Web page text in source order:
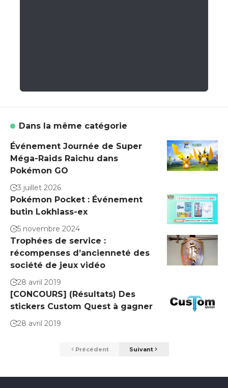
Dans la même catégorie
Événement Journée de Super
Méga-Raids Raichu dans
Pokémon GO
3 juillet 2026
Pokémon Pocket : Événement
butin Lokhlass-ex
5 novembre 2024
Trophées de service :
récompenses d’ancienneté des
société de jeux vidéo
28 avril 2019
[CONCOURS] (Résultats) Des
stickers Custom Quest à gagner
28 avril 2019
Précédent Suivant